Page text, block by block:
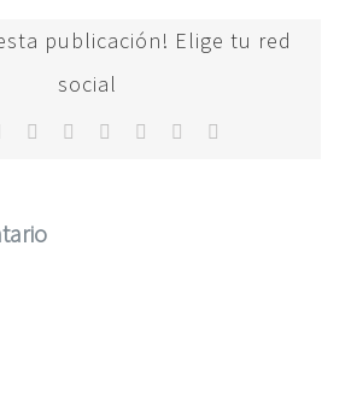
publicación! Elige tu red
social
TwitterReddit LinkedIn
TumblrPinterest